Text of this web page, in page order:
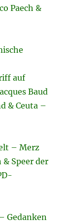
Paech &
auf
Baud
& Ceuta –
– Merz
Speer der
Gedanken